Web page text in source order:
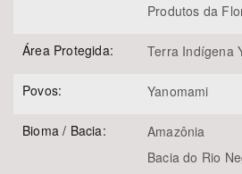
Produtos da
Área Protegida: Terra Indígena
Povos: Yanomami
Bioma / Bacia:
Amazônia
Bacia do Rio